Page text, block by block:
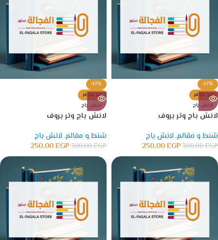
-17%
غير متوفر
لانش باج
لانش باج وتر بروف
شنط و مقالم, لانش باج
300,00EGP
250,00EGP
-17%
غير متوفر
لانش باج
لانش باج وتر بروف
شنط و مقالم, لانش باج
300,00EGP
250,00EGP